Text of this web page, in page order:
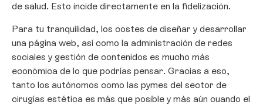
de salud. Esto incide directamente en la fidelización.
Para tu tranquilidad, los costes de diseñar y desarrollar
una página web, así como la administración de redes
sociales y gestión de contenidos es mucho más
económica de lo que podrías pensar. Gracias a eso,
tanto los autónomos como las pymes del sector de
cirugías estética es más que posible y más aún cuando el